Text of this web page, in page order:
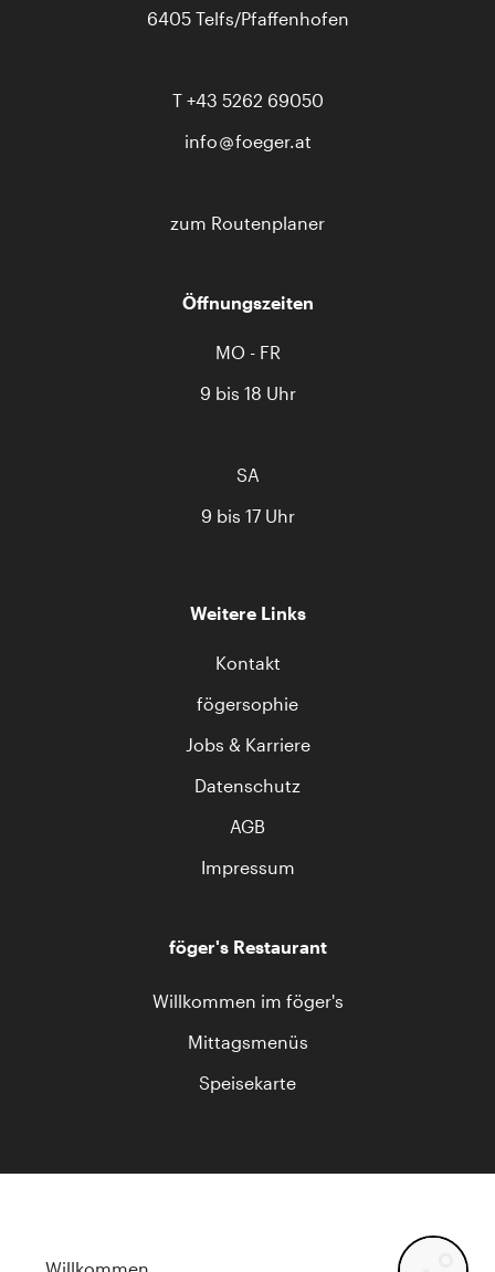
6405 Telfs/Pfaffenhofen
T +43 5262 69050
info
foeger.at
zum Routenplaner
Öffnungszeiten
MO - FR
9 bis 18 Uhr
SA
9 bis 17 Uhr
Weitere Links
Kontakt
fögersophie
Jobs & Karriere
Datenschutz
AGB
Impressum
föger's Restaurant
Willkommen im föger's
Mittagsmenüs
Speisekarte